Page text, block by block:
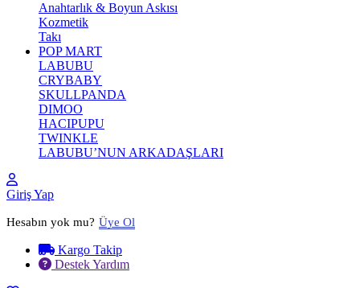
Anahtarlık & Boyun Askısı
Kozmetik
Takı
POP MART
LABUBU
CRYBABY
SKULLPANDA
DIMOO
HACIPUPU
TWINKLE
LABUBU’NUN ARKADAŞLARI
Giriş Yap
Hesabın yok mu? Üye Ol
Kargo Takip
Destek Yardım